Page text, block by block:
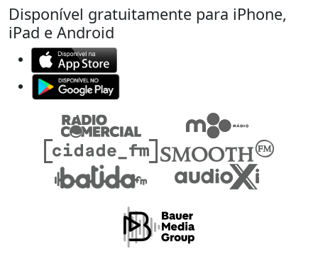
Disponível gratuitamente para iPhone,
iPad e Android